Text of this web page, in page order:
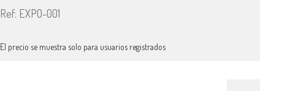
Ref: EXPO-001
El precio se muestra solo para usuarios registrados